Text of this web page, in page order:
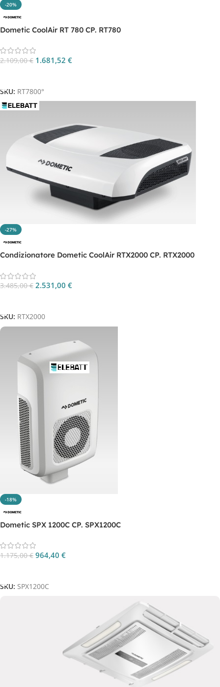
-20%
Dometic CoolAir RT 780 CP. RT780
2.109,00€ 1.681,52 €
SKU: RT7800°
-27%
Condizionatore Dometic CoolAir RTX2000 CP. RTX2000
3.485,00€ 2.531,00 €
SKU: RTX2000
-18%
Dometic SPX 1200C CP. SPX1200C
1.175,00€ 964,40 €
SKU: SPX1200C